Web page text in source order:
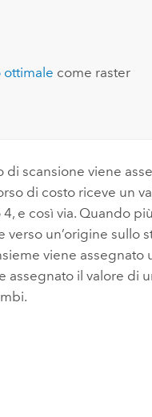
ottimale come raster
scansione viene
di costo riceve un
e così via. Quando più
un’origine sullo
viene assegnato
assegnato il valore di